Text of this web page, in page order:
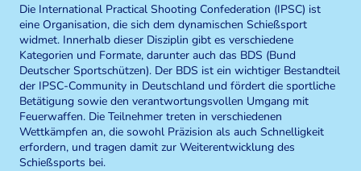
Die International Practical Shooting Confederation (IPSC) ist
eine Organisation, die sich dem dynamischen Schießsport
widmet. Innerhalb dieser Disziplin gibt es verschiedene
Kategorien und Formate, darunter auch das BDS (Bund
Deutscher Sportschützen). Der BDS ist ein wichtiger Bestandteil
der IPSC-Community in Deutschland und fördert die sportliche
Betätigung sowie den verantwortungsvollen Umgang mit
Feuerwaffen. Die Teilnehmer treten in verschiedenen
Wettkämpfen an, die sowohl Präzision als auch Schnelligkeit
erfordern, und tragen damit zur Weiterentwicklung des
Schießsports bei.